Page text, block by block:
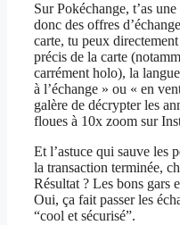
Sur Pokéchange, t’as
donc des offres
carte, tu peux
précis de la carte
carrément holo), la
à l’échange » ou « en
galère de décrypter les
floues à 10x zoom sur
Et l’astuce qui sauve les
la transaction terminée,
Résultat ? Les bons gars
Oui, ça fait passer les
“cool et sécurisé”.